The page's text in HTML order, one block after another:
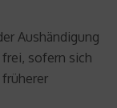
Aushändigung
sofern sich